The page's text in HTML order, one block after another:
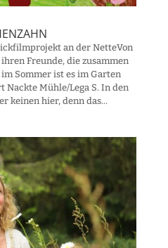
an der NetteVon
Freunde, die zusammen
Sommer ist es im Garten
Nackte Mühle/Lega S. In den
keinen hier, denn das...